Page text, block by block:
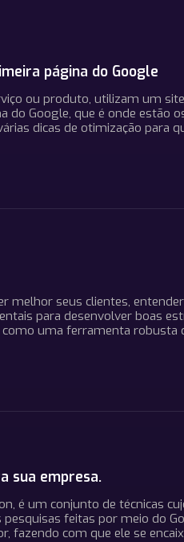
página do Google
ou produto, utilizam um
Google, que é onde estão
dicas de otimização para
melhor seus clientes,
para desenvolver boas
uma ferramenta
sua empresa.
é um conjunto de técnicas
feitas por meio do
fazendo com que ele se